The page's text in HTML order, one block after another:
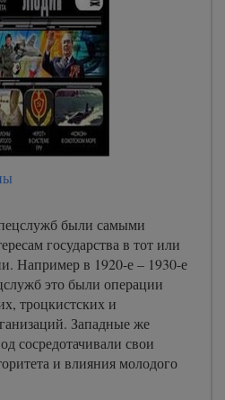
были самыми
государства в тот или
Например в 1920-е – 1930-е
это были операции
троцкистских и
Западные же
сосредотачивали свои
и влияния молодого